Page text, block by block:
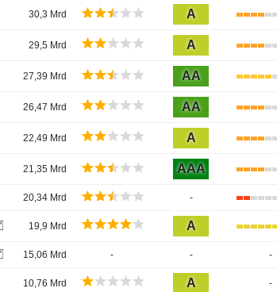
30,3 Mrd A
29,5 Mrd A
27,39 Mrd AA
26,47 Mrd AA
22,49 Mrd A
21,35 Mrd AAA
20,34 Mrd -
19,9 Mrd A
15,06 Mrd - - -
10,76 Mrd A -